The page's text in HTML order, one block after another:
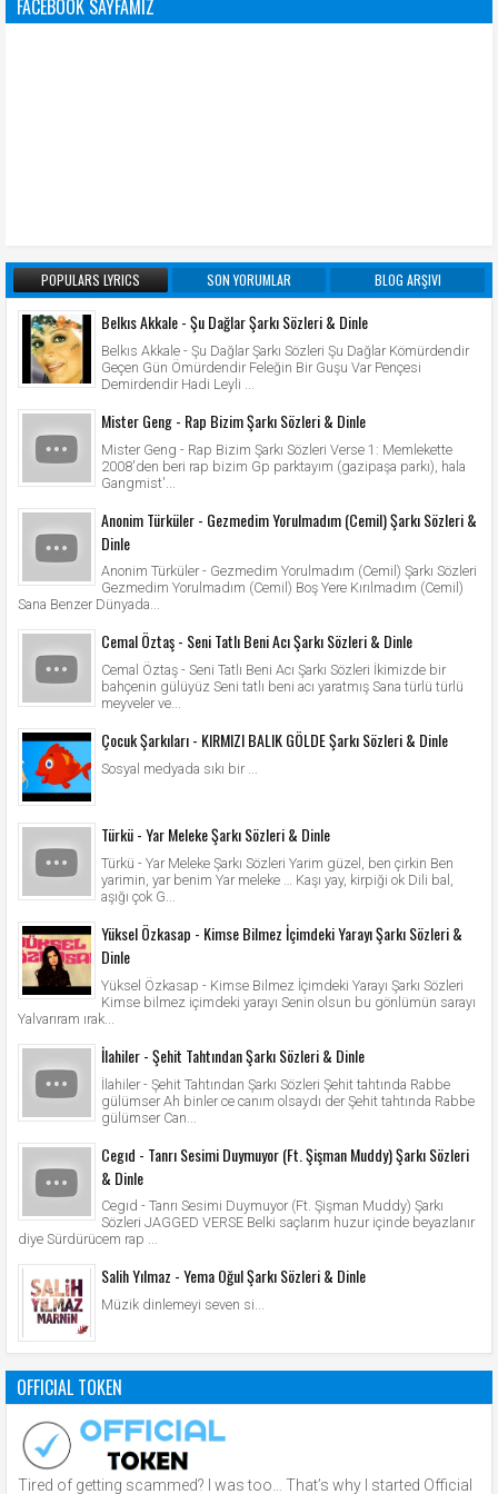
FACEBOOK SAYFAMIZ
POPULARS LYRICS SON YORUMLAR BLOG ARŞIVI
Belkıs Akkale - Şu Dağlar Şarkı Sözleri & Dinle
Belkıs Akkale - Şu Dağlar Şarkı Sözleri Şu Dağlar Kömürdendir
Geçen Gün Ömürdendir Feleğin Bir Guşu Var Pençesi
Demirdendir Hadi Leyli ...
Mister Geng - Rap Bizim Şarkı Sözleri & Dinle
Mister Geng - Rap Bizim Şarkı Sözleri Verse 1: Memlekette
2008'den beri rap bizim Gp parktayım (gazipaşa parkı), hala
Gangmist'...
Anonim Türküler - Gezmedim Yorulmadım (Cemil) Şarkı Sözleri &
Dinle
Anonim Türküler - Gezmedim Yorulmadım (Cemil) Şarkı Sözleri
Gezmedim Yorulmadım (Cemil) Boş Yere Kırılmadım (Cemil)
Sana Benzer Dünyada...
Cemal Öztaş - Seni Tatlı Beni Acı Şarkı Sözleri & Dinle
Cemal Öztaş - Seni Tatlı Beni Acı Şarkı Sözleri İkimizde bir
bahçenin gülüyüz Seni tatlı beni acı yaratmış Sana türlü türlü
meyveler ve...
Çocuk Şarkıları - KIRMIZI BALIK GÖLDE Şarkı Sözleri & Dinle
Sosyal medyada sıkı bir ...
Türkü - Yar Meleke Şarkı Sözleri & Dinle
Türkü - Yar Meleke Şarkı Sözleri Yarim güzel, ben çirkin Ben
yarimin, yar benim Yar meleke … Kaşı yay, kirpiği ok Dili bal,
aşığı çok G...
Yüksel Özkasap - Kimse Bilmez İçimdeki Yarayı Şarkı Sözleri &
Dinle
Yüksel Özkasap - Kimse Bilmez İçimdeki Yarayı Şarkı Sözleri
Kimse bilmez içimdeki yarayı Senin olsun bu gönlümün sarayı
Yalvarıram ırak...
İlahiler - Şehit Tahtından Şarkı Sözleri & Dinle
İlahiler - Şehit Tahtından Şarkı Sözleri Şehit tahtında Rabbe
gülümser Ah binler ce canım olsaydı der Şehit tahtında Rabbe
gülümser Can...
Cegıd - Tanrı Sesimi Duymuyor (Ft. Şişman Muddy) Şarkı Sözleri
& Dinle
Cegıd - Tanrı Sesimi Duymuyor (Ft. Şişman Muddy) Şarkı
Sözleri JAGGED VERSE Belki saçlarım huzur içinde beyazlanır
diye Sürdürücem rap ...
Salih Yılmaz - Yema Oğul Şarkı Sözleri & Dinle
Müzik dinlemeyi seven si...
OFFICIAL TOKEN
Tired of getting scammed? I was too… That’s why I started Official